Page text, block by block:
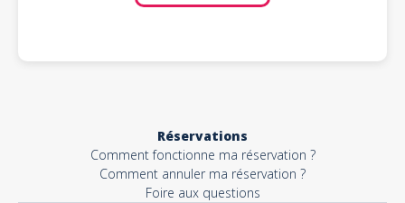
Réservations
Comment fonctionne ma réservation ?
Comment annuler ma réservation ?
Foire aux questions